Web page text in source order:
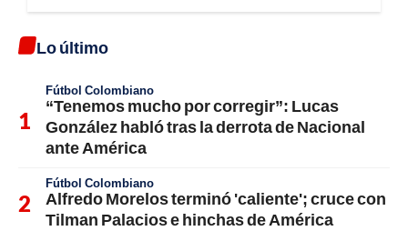
Lo último
Fútbol Colombiano
“Tenemos mucho por corregir”: Lucas
González habló tras la derrota de Nacional
ante América
Fútbol Colombiano
Alfredo Morelos terminó 'caliente'; cruce con
Tilman Palacios e hinchas de América